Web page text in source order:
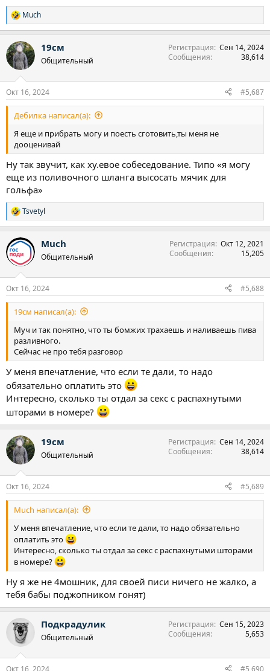
Р
е
к
ц
и
Much
19см
Общительный
Регистрация Сен 14, 2024
Сообщения
38,614
Окт 16, 2024 #5,687
Дебилка написал(а):
Я еще и прибрать могу и поесть сготовить,ты меня не
дооценивай
Ну так звучит, как ху.евое собеседование. Типо «я могу
еще из поливочного шланга высосать мячик для
гольфа»
Р
е
к
ц
и
Tsvetyl
Much
Общительный
Регистрация Окт 12, 2021
Сообщения
15,205
Окт 16, 2024 #5,688
19см написал(а):
Муч и так понятно, что ты бомжих трахаешь и наливаешь пива
разливного.
Сейчас не про тебя разговор
У меня впечатление, что если те дали, то надо
обязательно оплатить это
Интересно, сколько ты отдал за секс с распахнутыми
шторами в номере?
19см
Общительный
Регистрация Сен 14, 2024
Сообщения
38,614
Окт 16, 2024 #5,689
Much написал(а):
У меня впечатление, что если те дали, то надо обязательно
оплатить это
Интересно, сколько ты отдал за секс с распахнутыми шторами
в номере?
Ну я же не 4мошник, для своей писи ничего не жалко, а
тебя бабы поджопником гонят)
Подкрадулик
Общительный
Регистрация Сен 15, 2023
Сообщения
5,653
Окт 16, 2024 #5,690